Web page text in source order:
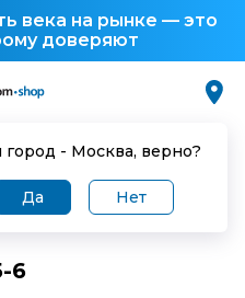
века на рынке — это
доверяют
- Москва, верно?
Да Нет
оборудования
6